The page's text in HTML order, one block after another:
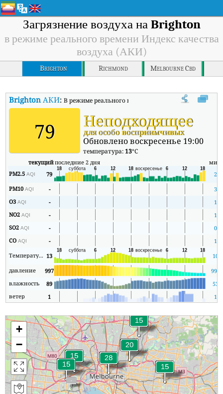
Загрязнение воздуха на Brighton
в режиме реального времени Индекс качества
воздуха (АКИ)
Brighton Richmond Melbourne Cbd
Brighton АКИ:В режиме реального времени Индекс качества
79 Неподходящее
для особо восприимчивых
Обновлено воскресенье 19:00
температура: 13°C
текущийпоследние 2 дня мин
PM2.5AQI 79
2
PM10AQI -
3
O3AQI -
1
NO2AQI -
1
SO2AQI -
0
COAQI -
1
Температура 13
10
давление
997
997
влажность
89
53
ветер
1 1
+
−